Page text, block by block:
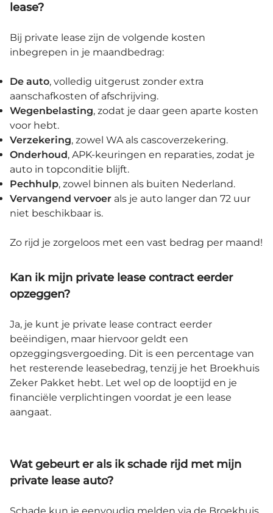
lease?
Bij private lease zijn de volgende kosten
inbegrepen in je maandbedrag:
De auto, volledig uitgerust zonder extra
aanschafkosten of afschrijving.
Wegenbelasting, zodat je daar geen aparte kosten
voor hebt.
Verzekering, zowel WA als cascoverzekering.
Onderhoud, APK-keuringen en reparaties, zodat je
auto in topconditie blijft.
Pechhulp, zowel binnen als buiten Nederland.
Vervangend vervoer als je auto langer dan 72 uur
niet beschikbaar is.
Zo rijd je zorgeloos met een vast bedrag per maand!
Kan ik mijn private lease contract eerder
opzeggen?
Ja, je kunt je private lease contract eerder
beëindigen, maar hiervoor geldt een
opzeggingsvergoeding. Dit is een percentage van
het resterende leasebedrag, tenzij je het Broekhuis
Zeker Pakket hebt. Let wel op de looptijd en je
financiële verplichtingen voordat je een lease
aangaat.
Wat gebeurt er als ik schade rijd met mijn
private lease auto?